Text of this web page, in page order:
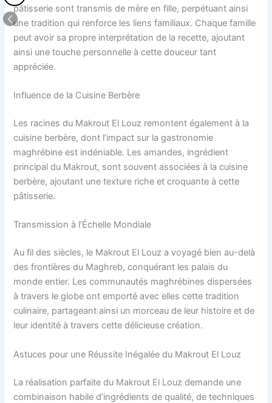
pâtisserie sont transmis de mère en fille, perpétuant ainsi
une tradition qui renforce les liens familiaux. Chaque famille
peut avoir sa propre interprétation de la recette, ajoutant
ainsi une touche personnelle à cette douceur tant
appréciée.
Influence de la Cuisine Berbère
Les racines du Makrout El Louz remontent également à la
cuisine berbère, dont l’impact sur la gastronomie
maghrébine est indéniable. Les amandes, ingrédient
principal du Makrout, sont souvent associées à la cuisine
berbère, ajoutant une texture riche et croquante à cette
pâtisserie.
Transmission à l’Échelle Mondiale
Au fil des siècles, le Makrout El Louz a voyagé bien au-delà
des frontières du Maghreb, conquérant les palais du
monde entier. Les communautés maghrébines dispersées
à travers le globe ont emporté avec elles cette tradition
culinaire, partageant ainsi un morceau de leur histoire et de
leur identité à travers cette délicieuse création.
Astuces pour une Réussite Inégalée du Makrout El Louz
La réalisation parfaite du Makrout El Louz demande une
combinaison habile d’ingrédients de qualité, de techniques